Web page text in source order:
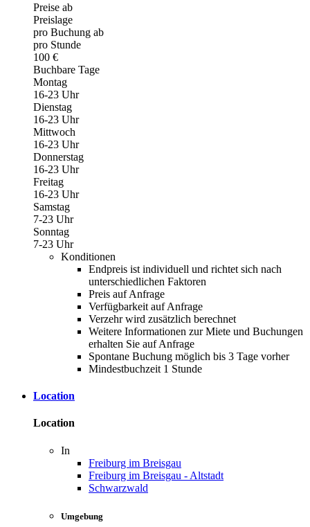
Preise ab
Preislage
pro Buchung ab
pro Stunde
100 €
Buchbare Tage
Montag
16-23 Uhr
Dienstag
16-23 Uhr
Mittwoch
16-23 Uhr
Donnerstag
16-23 Uhr
Freitag
16-23 Uhr
Samstag
7-23 Uhr
Sonntag
7-23 Uhr
Konditionen
Endpreis ist individuell und richtet sich nach
unterschiedlichen Faktoren
Preis auf Anfrage
Verfügbarkeit auf Anfrage
Verzehr wird zusätzlich berechnet
Weitere Informationen zur Miete und Buchungen
erhalten Sie auf Anfrage
Spontane Buchung möglich bis 3 Tage vorher
Mindestbuchzeit 1 Stunde
Location
Location
In
Freiburg im Breisgau
Freiburg im Breisgau - Altstadt
Schwarzwald
Umgebung